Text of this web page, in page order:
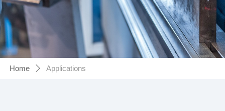
Home ꄲ Applications